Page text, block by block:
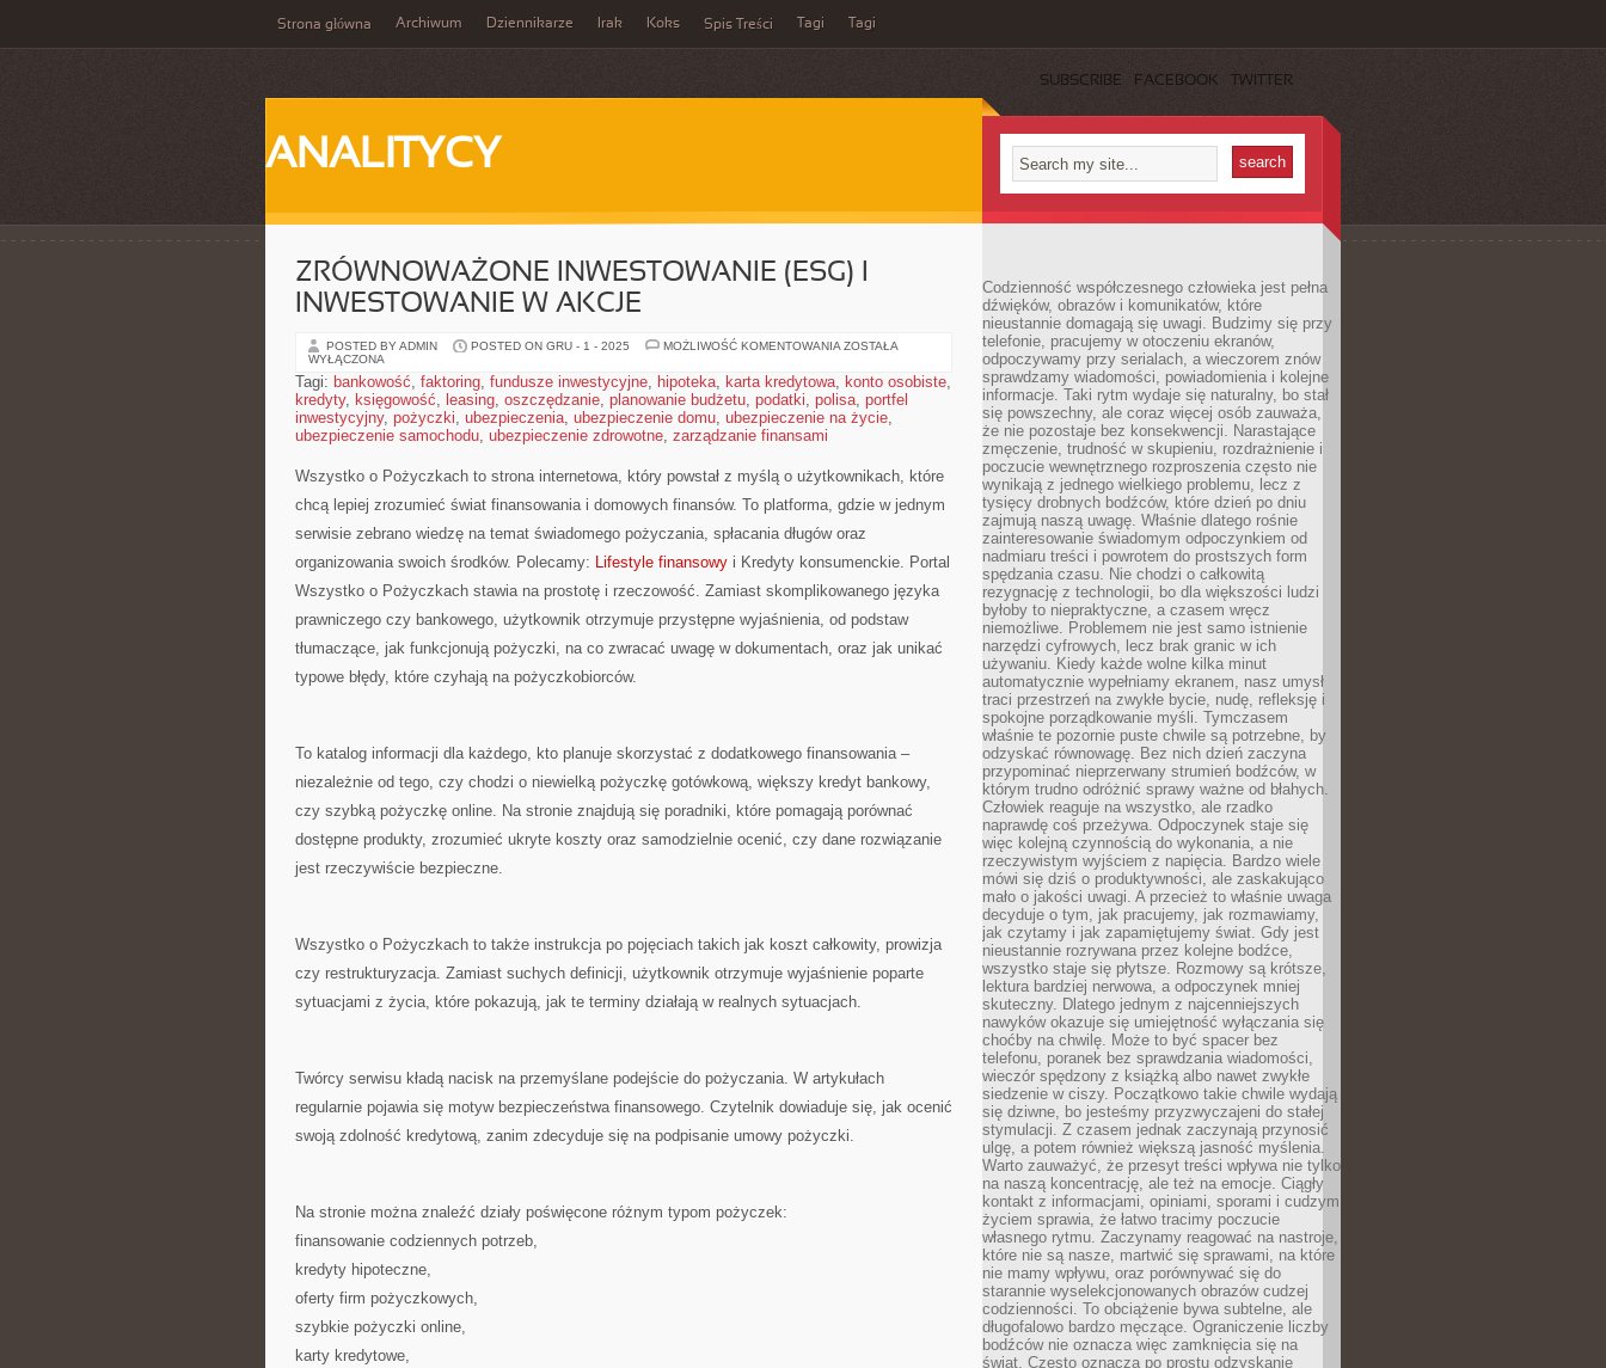
Strona główna Archiwum Dziennikarze Irak Koks Spis Treści Tagi Tagi
SUBSCRIBE FACEBOOK TWITTER
ANALITYCY
ZRÓWNOWAŻONE INWESTOWANIE (ESG) I
INWESTOWANIE W AKCJE
POSTED BY ADMIN POSTED ON GRU - 1 - 2025 MOŻLIWOŚĆ KOMENTOWANIA ZRÓWNOWAŻONE
INWESTOWANIE
AKCJE
ZOSTAŁA
WYŁĄCZONA
Tagi: bankowość, faktoring, fundusze inwestycyjne, hipoteka, karta kredytowa, konto osobiste,
kredyty, księgowość, leasing, oszczędzanie, planowanie budżetu, podatki, polisa, portfel
inwestycyjny, pożyczki, ubezpieczenia, ubezpieczenie domu, ubezpieczenie na życie,
ubezpieczenie samochodu, ubezpieczenie zdrowotne, zarządzanie finansami
Wszystko o Pożyczkach to strona internetowa, który powstał z myślą o użytkownikach, które
chcą lepiej zrozumieć świat finansowania i domowych finansów. To platforma, gdzie w jednym
serwisie zebrano wiedzę na temat świadomego pożyczania, spłacania długów oraz
organizowania swoich środków. Polecamy: Lifestyle finansowy i Kredyty konsumenckie. Portal
Wszystko o Pożyczkach stawia na prostotę i rzeczowość. Zamiast skomplikowanego języka
prawniczego czy bankowego, użytkownik otrzymuje przystępne wyjaśnienia, od podstaw
tłumaczące, jak funkcjonują pożyczki, na co zwracać uwagę w dokumentach, oraz jak unikać
typowe błędy, które czyhają na pożyczkobiorców.
To katalog informacji dla każdego, kto planuje skorzystać z dodatkowego finansowania –
niezależnie od tego, czy chodzi o niewielką pożyczkę gotówkową, większy kredyt bankowy,
czy szybką pożyczkę online. Na stronie znajdują się poradniki, które pomagają porównać
dostępne produkty, zrozumieć ukryte koszty oraz samodzielnie ocenić, czy dane rozwiązanie
jest rzeczywiście bezpieczne.
Wszystko o Pożyczkach to także instrukcja po pojęciach takich jak koszt całkowity, prowizja
czy restrukturyzacja. Zamiast suchych definicji, użytkownik otrzymuje wyjaśnienie poparte
sytuacjami z życia, które pokazują, jak te terminy działają w realnych sytuacjach.
Twórcy serwisu kładą nacisk na przemyślane podejście do pożyczania. W artykułach
regularnie pojawia się motyw bezpieczeństwa finansowego. Czytelnik dowiaduje się, jak ocenić
swoją zdolność kredytową, zanim zdecyduje się na podpisanie umowy pożyczki.
Na stronie można znaleźć działy poświęcone różnym typom pożyczek:
finansowanie codziennych potrzeb,
kredyty hipoteczne,
oferty firm pożyczkowych,
szybkie pożyczki online,
karty kredytowe,
Codzienność współczesnego człowieka jest pełna
dźwięków, obrazów i komunikatów, które
nieustannie domagają się uwagi. Budzimy się przy
telefonie, pracujemy w otoczeniu ekranów,
odpoczywamy przy serialach, a wieczorem znów
sprawdzamy wiadomości, powiadomienia i kolejne
informacje. Taki rytm wydaje się naturalny, bo stał
się powszechny, ale coraz więcej osób zauważa,
że nie pozostaje bez konsekwencji. Narastające
zmęczenie, trudność w skupieniu, rozdrażnienie i
poczucie wewnętrznego rozproszenia często nie
wynikają z jednego wielkiego problemu, lecz z
tysięcy drobnych bodźców, które dzień po dniu
zajmują naszą uwagę. Właśnie dlatego rośnie
zainteresowanie świadomym odpoczynkiem od
nadmiaru treści i powrotem do prostszych form
spędzania czasu. Nie chodzi o całkowitą
rezygnację z technologii, bo dla większości ludzi
byłoby to niepraktyczne, a czasem wręcz
niemożliwe. Problemem nie jest samo istnienie
narzędzi cyfrowych, lecz brak granic w ich
używaniu. Kiedy każde wolne kilka minut
automatycznie wypełniamy ekranem, nasz umysł
traci przestrzeń na zwykłe bycie, nudę, refleksję i
spokojne porządkowanie myśli. Tymczasem
właśnie te pozornie puste chwile są potrzebne, by
odzyskać równowagę. Bez nich dzień zaczyna
przypominać nieprzerwany strumień bodźców, w
którym trudno odróżnić sprawy ważne od błahych.
Człowiek reaguje na wszystko, ale rzadko
naprawdę coś przeżywa. Odpoczynek staje się
więc kolejną czynnością do wykonania, a nie
rzeczywistym wyjściem z napięcia. Bardzo wiele
mówi się dziś o produktywności, ale zaskakująco
mało o jakości uwagi. A przecież to właśnie uwaga
decyduje o tym, jak pracujemy, jak rozmawiamy,
jak czytamy i jak zapamiętujemy świat. Gdy jest
nieustannie rozrywana przez kolejne bodźce,
wszystko staje się płytsze. Rozmowy są krótsze,
lektura bardziej nerwowa, a odpoczynek mniej
skuteczny. Dlatego jednym z najcenniejszych
nawyków okazuje się umiejętność wyłączania się
choćby na chwilę. Może to być spacer bez
telefonu, poranek bez sprawdzania wiadomości,
wieczór spędzony z książką albo nawet zwykłe
siedzenie w ciszy. Początkowo takie chwile wydają
się dziwne, bo jesteśmy przyzwyczajeni do stałej
stymulacji. Z czasem jednak zaczynają przynosić
ulgę, a potem również większą jasność myślenia.
Warto zauważyć, że przesyt treści wpływa nie tylko
na naszą koncentrację, ale też na emocje. Ciągły
kontakt z informacjami, opiniami, sporami i cudzym
życiem sprawia, że łatwo tracimy poczucie
własnego rytmu. Zaczynamy reagować na nastroje,
które nie są nasze, martwić się sprawami, na które
nie mamy wpływu, oraz porównywać się do
starannie wyselekcjonowanych obrazów cudzej
codzienności. To obciążenie bywa subtelne, ale
długofalowo bardzo męczące. Ograniczenie liczby
bodźców nie oznacza więc zamknięcia się na
świat. Często oznacza po prostu odzyskanie